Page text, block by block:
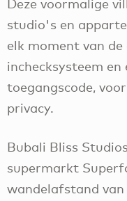
Deze voormalige
studio's en
elk moment van
inchecksysteem
toegangscode,
privacy.
Bubali Bliss
supermarkt
wandelafstand